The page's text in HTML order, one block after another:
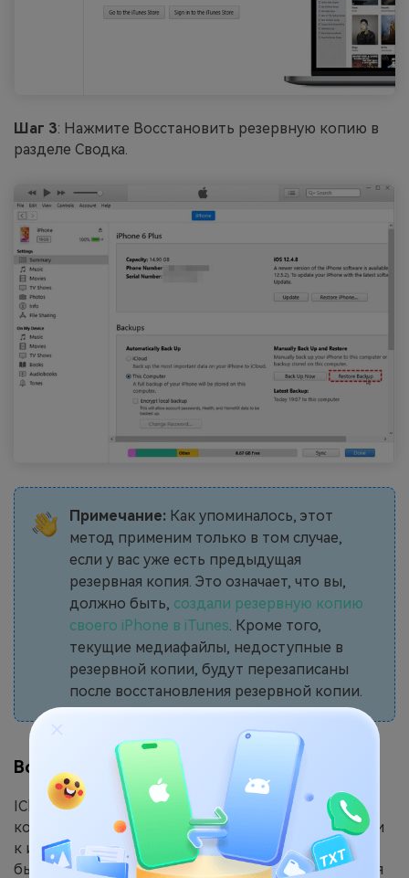
Шаг 3: Нажмите Восстановить резервную копию в
разделе Сводка.
Примечание:Как упоминалось, этот
метод применим только в том случае,
если у вас уже есть предыдущая
резервная копия. Это означает, что вы,
должно быть, создали резервную копию
своего iPhone в iTunes. Кроме того,
текущие медиафайлы, недоступные в
резервной копии, будут перезаписаны
после восстановления резервной копии.
Восстановление из резервной копии iCloud
ICloud от Apple автоматически создает резервную
копию вашего iPhone ежедневно при подключении
к источнику питания и Wi-Fi. Однако вы, должно
быть, включили функцию резервного копирования